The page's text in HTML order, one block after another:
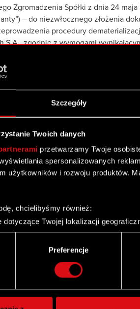
Szczegóły
Twoich danych
przetwarzamy Twoje
spersonalizowanych
użytkowników i rozwoju produktów.
chcielibyśmy również:
dotyczące Twojej lokalizacji
urządzenie, aktywnie analizując
tego, jak Twoje osobiste dane są
plików cookie możesz zmienić lub
do spersonalizowania treści i
Preferencje
Zgromadzenia Spółki z dnia 24 maja
– do niezwłocznego złożenia
procedury
S.A., zgodnie z wymogami
do niniejszego raportu.
warrantów
warrantów subskrypcyjnych III